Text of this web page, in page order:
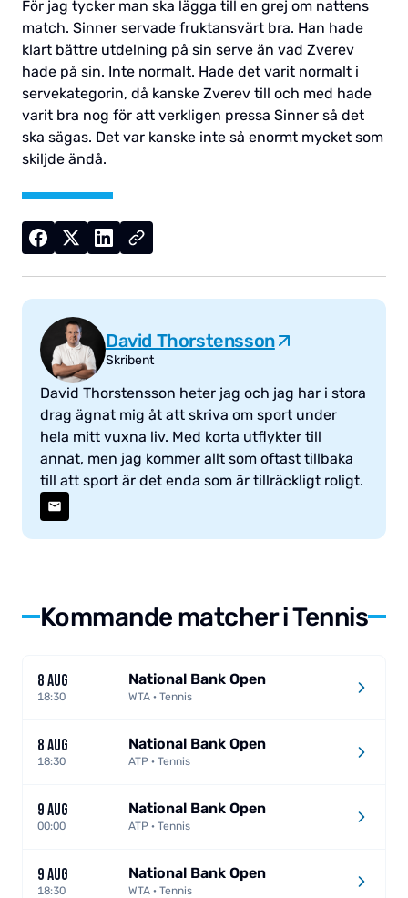
För jag tycker man ska lägga till en grej om nattens
match. Sinner servade fruktansvärt bra. Han hade
klart bättre utdelning på sin serve än vad Zverev
hade på sin. Inte normalt. Hade det varit normalt i
servekategorin, då kanske Zverev till och med hade
varit bra nog för att verkligen pressa Sinner så det
ska sägas. Det var kanske inte så enormt mycket som
skiljde ändå.
David Thorstensson
Skribent
David Thorstensson heter jag och jag har i stora
drag ägnat mig åt att skriva om sport under
hela mitt vuxna liv. Med korta utflykter till
annat, men jag kommer allt som oftast tillbaka
till att sport är det enda som är tillräckligt roligt.
Kommande matcher i Tennis
8 AUG
18:30
National Bank Open
WTA · Tennis
8 AUG
18:30
National Bank Open
ATP · Tennis
9 AUG
00:00
National Bank Open
ATP · Tennis
9 AUG
18:30
National Bank Open
WTA · Tennis